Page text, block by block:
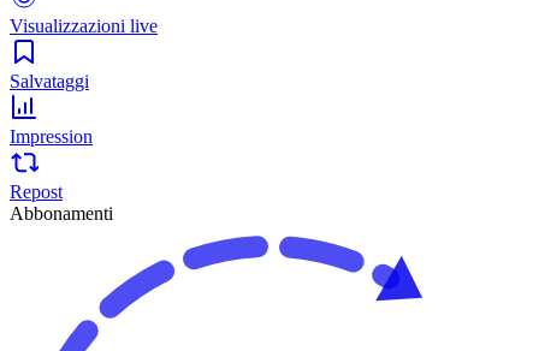
Visualizzazioni live
Salvataggi
Impression
Repost
Abbonamenti